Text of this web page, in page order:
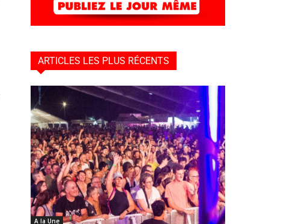
ARTICLES LES PLUS RÉCENTS
A la Une